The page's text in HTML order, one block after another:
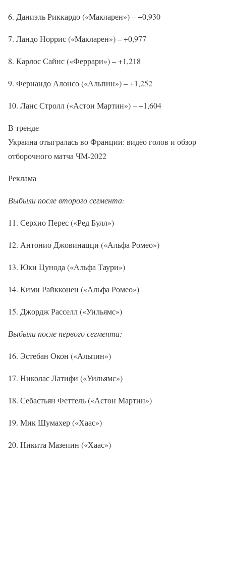
6. Даниэль Риккардо («Макларен») – +0,930
7. Ландо Норрис («Макларен») – +0,977
8. Карлос Сайнс («Феррари») – +1,218
9. Фернандо Алонсо («Альпин») – +1,252
10. Ланс Стролл («Астон Мартин») – +1,604
В тренде
Украина отыгралась во Франции: видео голов и обзор
отборочного матча ЧМ-2022
Реклама
Выбыли после второго сегмента:
11. Серхио Перес («Ред Булл»)
12. Антонио Джовинацци («Альфа Ромео»)
13. Юки Цунода («Альфа Таури»)
14. Кими Райкконен («Альфа Ромео»)
15. Джордж Расселл («Уильямс»)
Выбыли после первого сегмента:
16. Эстебан Окон («Альпин»)
17. Николас Латифи («Уильямс»)
18. Себастьян Феттель («Астон Мартин»)
19. Мик Шумахер («Хаас»)
20. Никита Мазепин («Хаас»)